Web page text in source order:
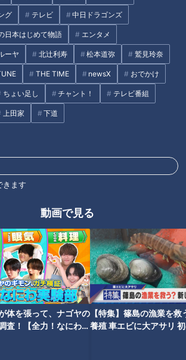
グ テレビ 中日ドラゴンズ
日本はじめて物語 エンタメ
ーヤ 北辻利寿 松本道弥 鷲見玲奈
THE TIME newsX おでかけ
ちょい足し チャント！ テレビ番組
上田家 下道
きます
動画で見る
体を張って、ナゴヤの
査！【全力！なにわ実
【特集】篠島の漁業を救
養殖 車エビに大アサリ
海峡が事実上封鎖されました。
騰や不足が続いているだけでなく、原油か
供給不足が徐々に私たちの生活に影響を及
などさまざまな品に使われているため、飲
接結びついています。
上げに立ち向かうには、とにかく『せっか
う気持ち、大事ですよね」
などでも「使い切り」「ここも食べられる
いう記事が増えているようです。
ありませんが、値上げ対策は同時に食料廃
ます。
季節は保存方法。これも大事なことだと思